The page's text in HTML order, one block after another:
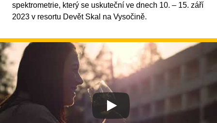
spektrometrie, který se uskuteční ve dnech 10. – 15. září
2023 v resortu Devět Skal na Vysočině.